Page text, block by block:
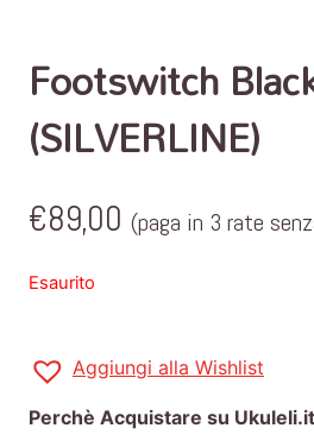
Footswitch
(SILVERLINE)
€89,00 (paga in 3 rate
Esaurito
Aggiungi alla Wishlist
Perchè Acquistare su